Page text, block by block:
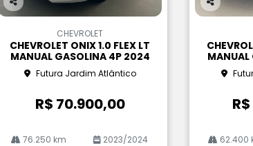
Co
rtil
he
CHEVROLET
CHEVROLET ONIX 1.0 FLEX LT
MANUAL GASOLINA 4P 2024
Futura Jardim Atlântico
R$ 70.900,00
76.250 km 2023/2024
Co
rtil
he
62.400